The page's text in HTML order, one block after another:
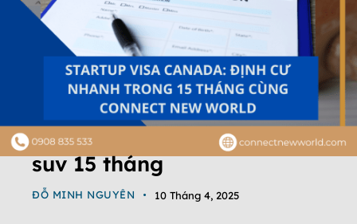
suv 15 tháng
ĐỖ MINH NGUYÊN 10 Tháng 4, 2025